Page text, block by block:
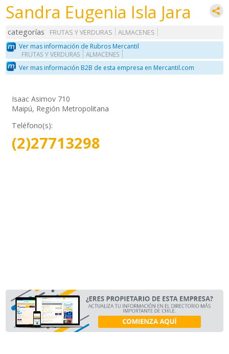
Sandra Eugenia Isla Jara
categorías FRUTAS Y VERDURAS
ALMACENES
Ver mas información de Rubros Mercantil
FRUTAS Y VERDURAS ALMACENES
Ver mas información B2B de esta empresa en Mercantil.com
Isaac Asimov 710
Maipú, Región Metropolitana
Teléfono(s):
(2)27713298